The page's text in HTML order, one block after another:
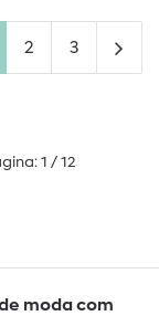
2 3
1 / 12
moda com